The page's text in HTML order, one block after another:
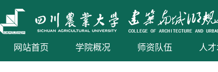
网站首页 学院概况 师资队伍 人